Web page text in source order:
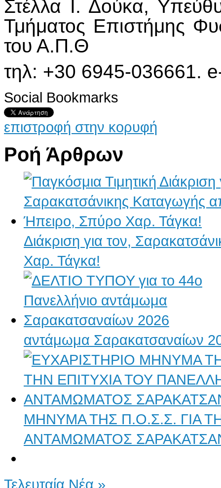
Στέλλα Ι. Δούκα,
Τμήματος Επιστήμης
του Α.Π.Θ
τηλ: +30 6945-036661.
Social Bookmarks
επιστροφή στην κορυφή
Ροή Άρθρων
Διάκριση για τον,
Χαρ. Τάγκα!
αντάμωμα Σαρακατσαναίων
ΜΗΝΥΜΑ ΤΗΣ Π.Ο.Σ.Σ. ΓΙΑ
ΑΝΤΑΜΩΜΑΤΟΣ
Τελευταία Νέα »